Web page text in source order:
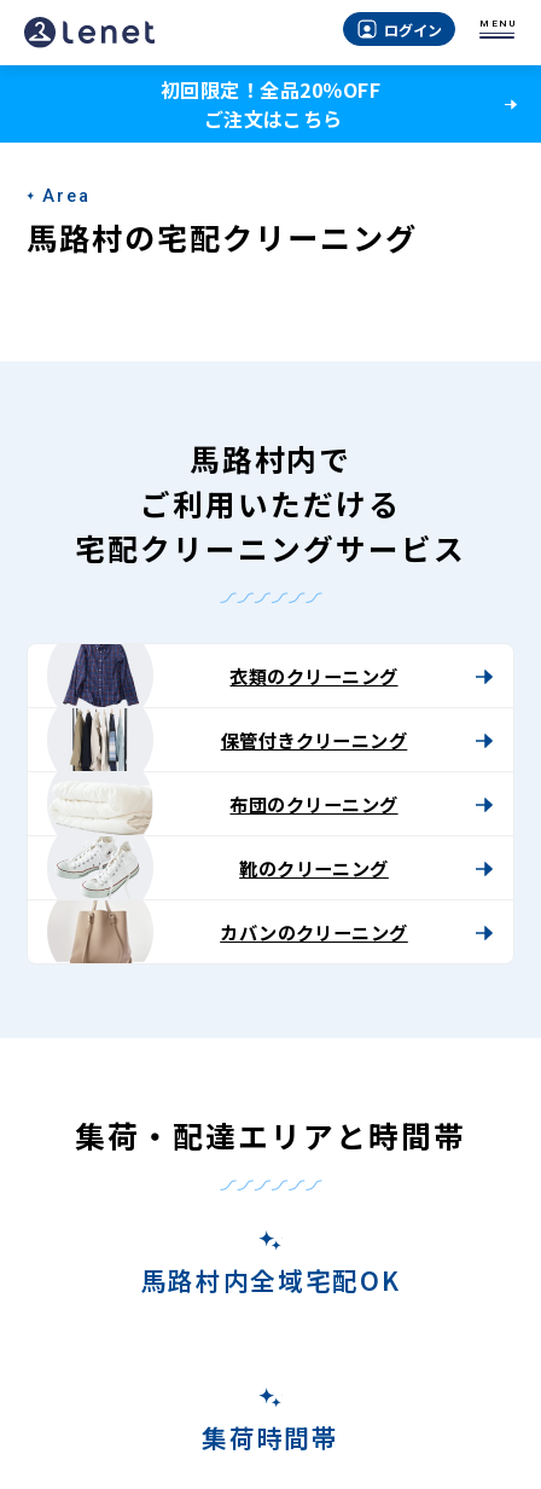
馬
路
の
宅
配
ト〉
ログイン MENU
初回限定！全品20％OFF
ご注文はこちら
Area
馬路村の宅配クリーニング
馬路村内で
ご利用いただける
宅配クリーニングサービス
衣類のクリーニング
保管付きクリーニング
布団のクリーニング
靴のクリーニング
カバンのクリーニング
集荷・配達エリアと時間帯
馬路村内全域宅配OK
集荷時間帯